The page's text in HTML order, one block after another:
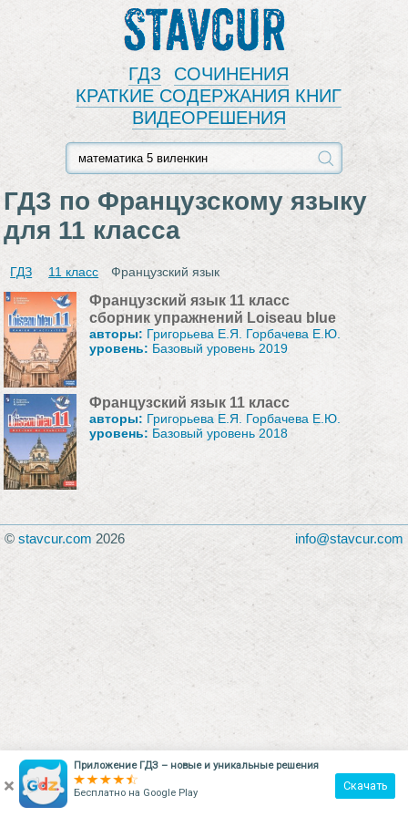
Stavcur
ГДЗ
СОЧИНЕНИЯ
КРАТКИЕ СОДЕРЖАНИЯ КНИГ
ВИДЕОРЕШЕНИЯ
ГДЗ по Французскому языку
для 11 класса
ГДЗ 11 класс Французский язык
Французский язык 11 класс
сборник упражнений Loiseau blue
авторы: Григорьева Е.Я. Горбачева Е.Ю.
уровень: Базовый уровень 2019
Французский язык 11 класс
авторы: Григорьева Е.Я. Горбачева Е.Ю.
уровень: Базовый уровень 2018
×
Приложение ГДЗ – новые и уникальные решения
Бесплатно на Google Play
Скачать
© stavcur.com 2026 info@stavcur.com